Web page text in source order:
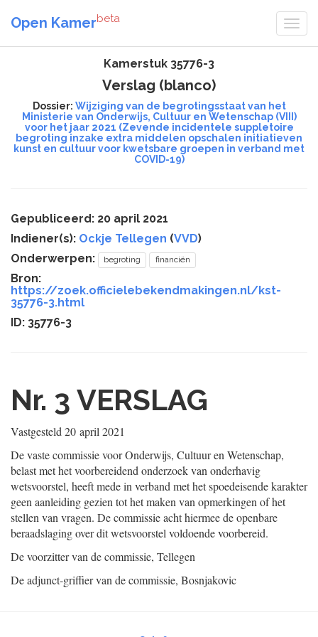
Open Kamerbeta
Kamerstuk 35776-3
Verslag (blanco)
Dossier: Wijziging van de begrotingsstaat van het
Ministerie van Onderwijs, Cultuur en Wetenschap (VIII)
voor het jaar 2021 (Zevende incidentele suppletoire
begroting inzake extra middelen opschalen initiatieven
kunst en cultuur voor kwetsbare groepen in verband met
COVID-19)
Gepubliceerd: 20 april 2021
Indiener(s): Ockje Tellegen (VVD)
Onderwerpen:
begroting financiën
Bron:
https://zoek.officielebekendmakingen.nl/kst-
35776-3.html
ID: 35776-3
Nr. 3 VERSLAG
Vastgesteld 20 april 2021
De vaste commissie voor Onderwijs, Cultuur en Wetenschap,
belast met het voorbereidend onderzoek van onderhavig
wetsvoorstel, heeft mede in verband met het spoedeisende karakter
geen aanleiding gezien tot het maken van opmerkingen of het
stellen van vragen. De commissie acht hiermee de openbare
beraadslaging over dit wetsvoorstel voldoende voorbereid.
De voorzitter van de commissie, Tellegen
De adjunct-griffier van de commissie, Bosnjakovic